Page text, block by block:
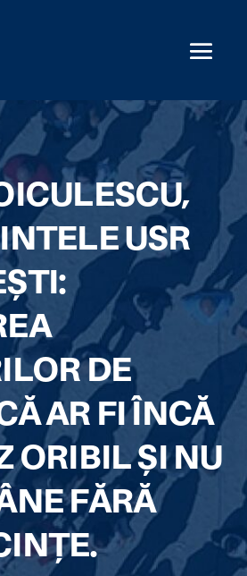
USR
DE
AR FI ÎNCĂ
ORIBIL ȘI NU
FĂRĂ